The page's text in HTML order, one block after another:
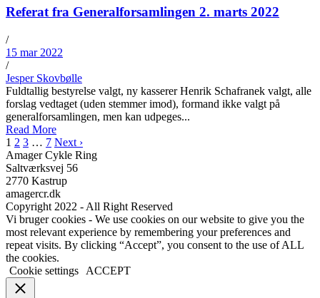
Referat fra Generalforsamlingen 2. marts 2022
/
15 mar 2022
/
Jesper Skovbølle
Fuldtallig bestyrelse valgt, ny kasserer Henrik Schafranek valgt, alle
forslag vedtaget (uden stemmer imod), formand ikke valgt på
generalforsamlingen, men kan udpeges...
Read More
1 2 3 … 7 Next ›
Amager Cykle Ring
Saltværksvej 56
2770 Kastrup
amagercr.dk
Copyright 2022 - All Right Reserved
Vi bruger cookies - We use cookies on our website to give you the
most relevant experience by remembering your preferences and
repeat visits. By clicking “Accept”, you consent to the use of ALL
the cookies.
Cookie settings
ACCEPT